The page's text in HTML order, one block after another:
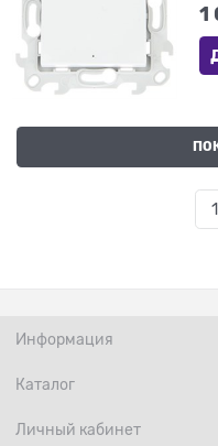
1
1
Информация
Каталог
Личный кабинет